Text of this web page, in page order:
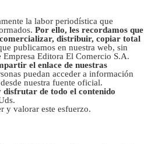
la labor periodística que
Por ello, les recordamos que
distribuir, copiar total
publicamos en nuestra web, sin
Editora El Comercio S.A.
el enlace de nuestras
puedan acceder a información
nuestra fuente oficial.
disfrutar de todo el contenido
y valorar este esfuerzo.